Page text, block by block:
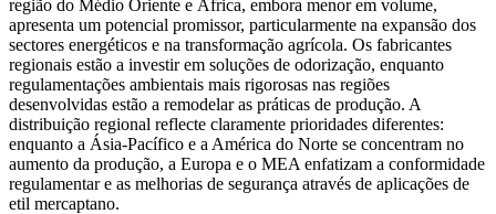
região do Médio Oriente e África, embora menor em volume,
apresenta um potencial promissor, particularmente na expansão dos
sectores energéticos e na transformação agrícola. Os fabricantes
regionais estão a investir em soluções de odorização, enquanto
regulamentações ambientais mais rigorosas nas regiões
desenvolvidas estão a remodelar as práticas de produção. A
distribuição regional reflecte claramente prioridades diferentes:
enquanto a Ásia-Pacífico e a América do Norte se concentram no
aumento da produção, a Europa e o MEA enfatizam a conformidade
regulamentar e as melhorias de segurança através de aplicações de
etil mercaptano.